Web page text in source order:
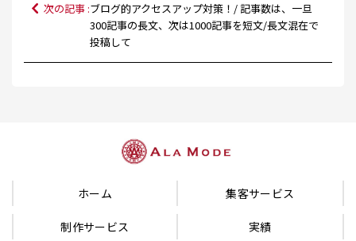
次の記事 :ブログ的アクセスアップ対策！/ 記事数は、一旦
300記事の長文、次は1000記事を短文/長文混在で
投稿して
ホーム 集客サービス
制作サービス 実績